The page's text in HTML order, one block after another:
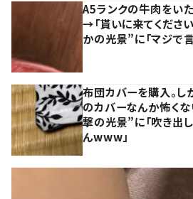
A5ランクの牛肉をい
→「貰いに来てください
かの光景”に「マジで
布団カバーを購入。
のカバーなんか怖くな
撃の光景”に「吹き出
んwww」